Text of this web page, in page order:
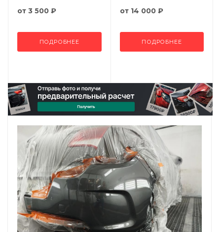
от 3 500 ₽
ПОДРОБНЕЕ
от 14 000 ₽
ПОДРОБНЕЕ